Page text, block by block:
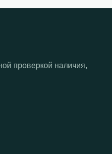
проверкой наличия,